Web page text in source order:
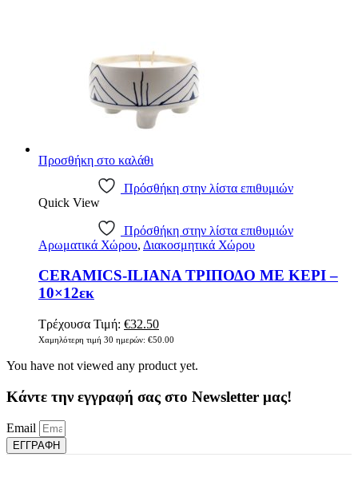
Προσθήκη στο καλάθι
Πρόσθήκη στην λίστα επιθυμιών
Quick View
Πρόσθήκη στην λίστα επιθυμιών
Αρωματικά Χώρου, Διακοσμητικά Χώρου
CERAMICS-ILIANA ΤΡΙΠΟΔΟ ΜΕ ΚΕΡΙ –
10×12εκ
Τρέχουσα Τιμή: Original
price
€50.00.
€32.50Η
τρέχουσα
είναι:
Χαμηλότερη τιμή 30 ημερών: €50.00
You have not viewed any product yet.
Κάντε την εγγραφή σας στο Newsletter μας!
Email
ΕΓΓΡΑΦΗ